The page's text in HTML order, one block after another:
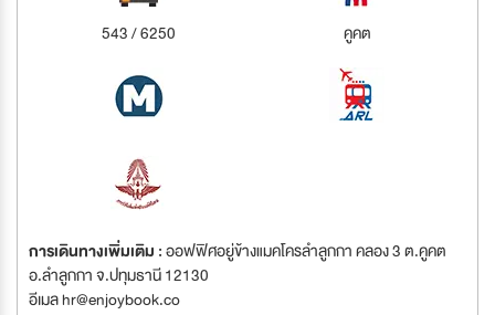
543 / 6250 คูคต
การเดินทางเพิ่มเติม :ออฟฟิศอยู่ข้างแมคโครลำลูกกา คลอง 3 ต.คูคต
อ.ลำลูกกา จ.ปทุมธานี 12130
อีเมลhr@enjoybook.co